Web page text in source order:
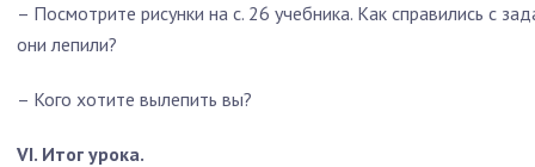
– Посмотрите рисунки на с. 26 учебника. Как справились с
они лепили?
– Кого хотите вылепить вы?
VI. Итог урока.